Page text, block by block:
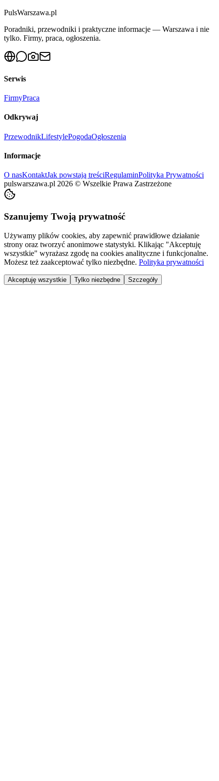
PulsWarszawa.pl
Poradniki, przewodniki i praktyczne informacje — Warszawa i nie
tylko. Firmy, praca, ogłoszenia.
Serwis
FirmyPraca
Odkrywaj
PrzewodnikLifestylePogodaOgłoszenia
Informacje
O nasKontaktJak powstają treściRegulaminPolityka Prywatności
pulswarszawa.pl 2026 © Wszelkie Prawa Zastrzeżone
Szanujemy Twoją prywatność
Używamy plików cookies, aby zapewnić prawidłowe działanie
strony oraz tworzyć anonimowe statystyki. Klikając "Akceptuję
wszystkie" wyrażasz zgodę na cookies analityczne i funkcjonalne.
Możesz też zaakceptować tylko niezbędne. Polityka prywatności
Akceptuję wszystkie Tylko niezbędne Szczegóły